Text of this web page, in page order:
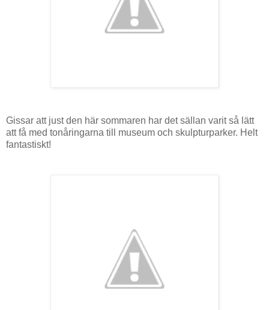
Gissar att just den här sommaren har det sällan varit så lätt
att få med tonåringarna till museum och skulpturparker. Helt
fantastiskt!